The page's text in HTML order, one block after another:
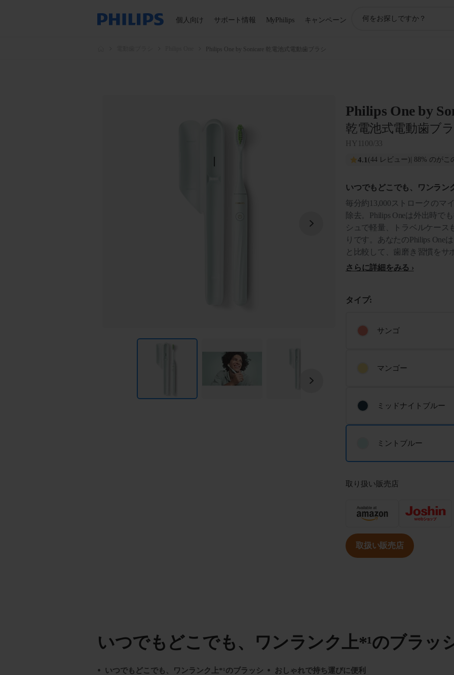
個人向け サポート情報 MyPhilips キャンペーン
索
Philips One by Sonicare 乾電池式電動歯ブラシ
Philips One by
乾電池式電動歯ブ
HY1100/33
4.1 (44 レビュー) | 88% のが
いつでもどこでも、ワンラン
毎分約13,000ストロークのマ
除去。Philips Oneは外出時で
シュで軽量、トラベルケース
りです。あなたのPhilips
と比較して、歯磨き習慣をサ
さらに詳細をみる
タイプ:
サンゴ
マンゴー
ミッドナイトブルー
ミントブルー
取り扱い販売店
取扱い販売店
いつでもどこでも、ワンランク上*¹のブラッ
いつでもどこでも、ワンランク上*¹のブラッシ
おしゃれで持ち運びに便利